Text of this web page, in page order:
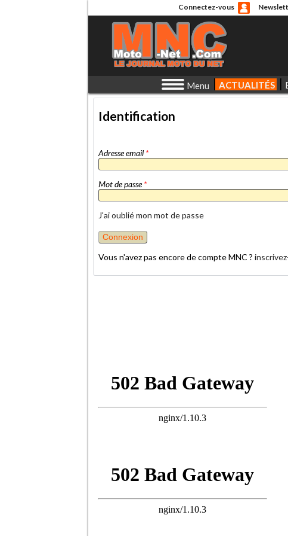
Connectez-vous
Menu ACTUALITÉS
Identification
Adresse email *
Mot de passe*
J'ai oublié mon mot de passe
Vous n'avez pas encore de compte MNC ?